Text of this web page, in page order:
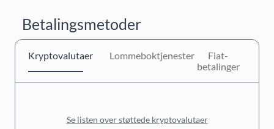
Betalingsmetoder
Kryptovalutaer Lommeboktjenester
Fiat-
betalinger
Se listen over støttede kryptovalutaer